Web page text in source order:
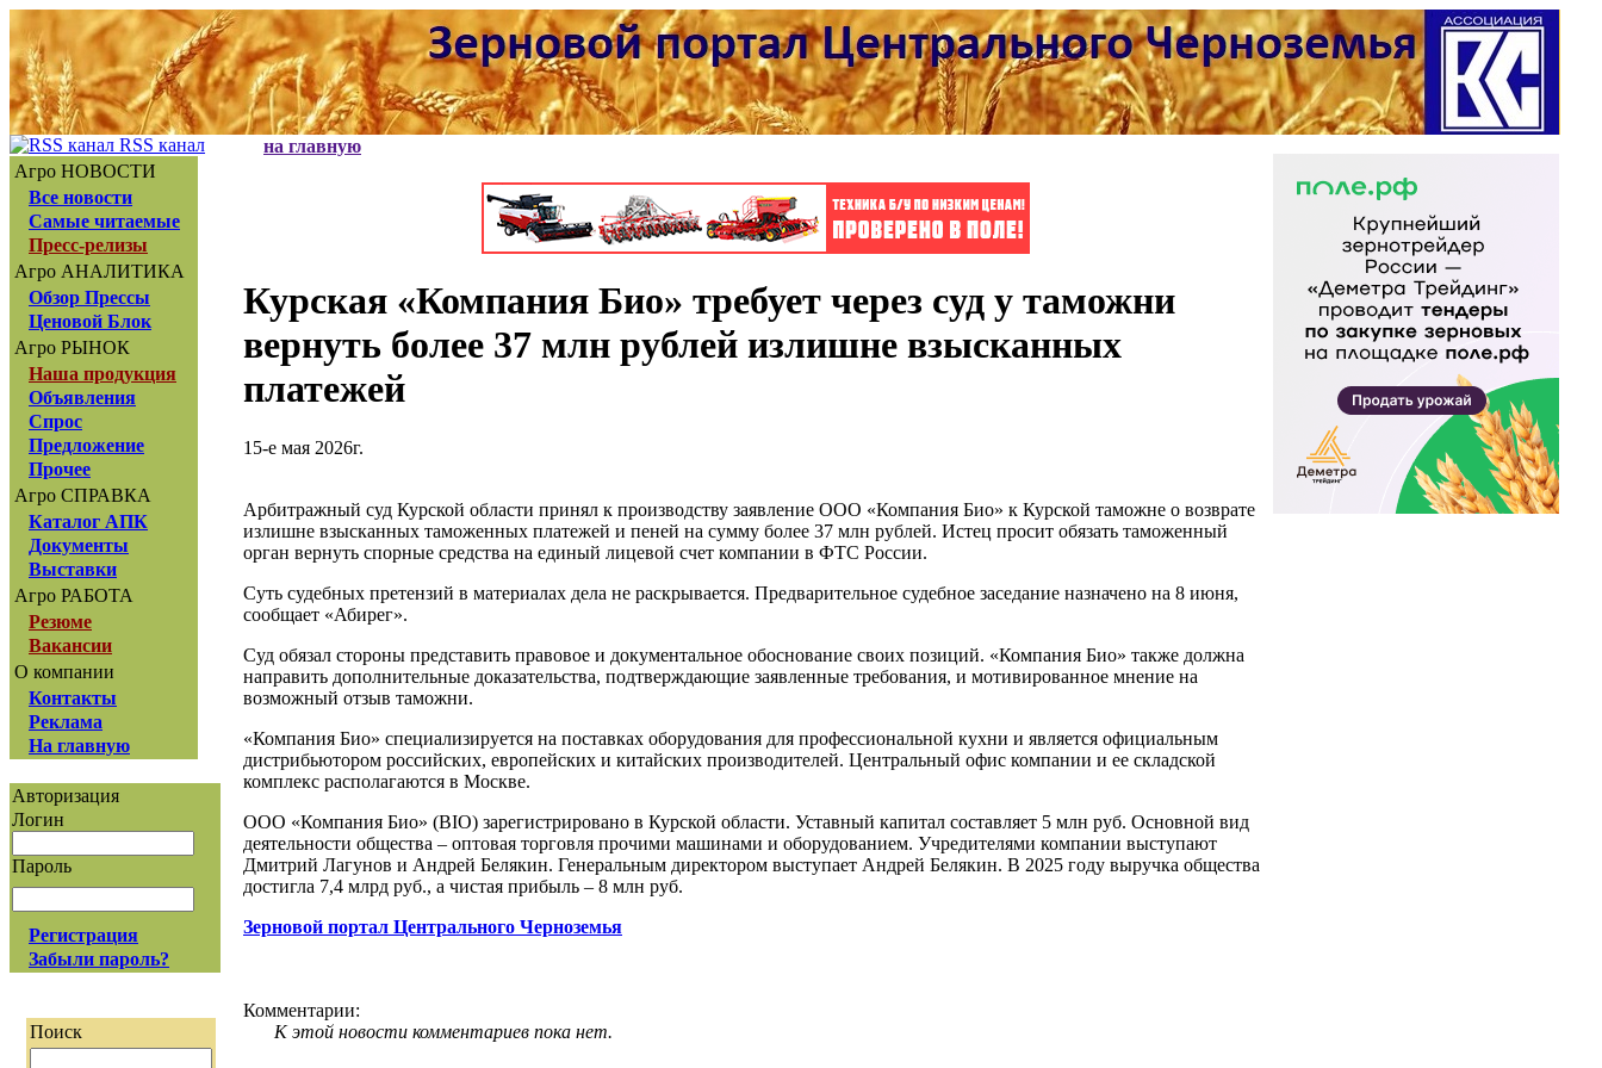
RSS канал
Агро НОВОСТИ
Все новости
Самые читаемые
Пресс-релизы
Агро АНАЛИТИКА
Обзор Прессы
Ценовой Блок
Агро РЫНОК
Наша продукция
Объявления
Спрос
Предложение
Прочее
Агро СПРАВКА
Каталог АПК
Документы
Выставки
Агро РАБОТА
Резюме
Вакансии
О компании
Контакты
Реклама
На главную
Авторизация
Логин
Пароль
Регистрация
Забыли пароль?
Поиск
на главную
Курская «Компания Био» требует через суд у таможни
вернуть более 37 млн рублей излишне взысканных
платежей
15-е мая 2026г.
Арбитражный суд Курской области принял к производству заявление ООО «Компания Био» к Курской таможне о возврате
излишне взысканных таможенных платежей и пеней на сумму более 37 млн рублей. Истец просит обязать таможенный
орган вернуть спорные средства на единый лицевой счет компании в ФТС России.
Суть судебных претензий в материалах дела не раскрывается. Предварительное судебное заседание назначено на 8 июня,
сообщает «Абирег».
Суд обязал стороны представить правовое и документальное обоснование своих позиций. «Компания Био» также должна
направить дополнительные доказательства, подтверждающие заявленные требования, и мотивированное мнение на
возможный отзыв таможни.
«Компания Био» специализируется на поставках оборудования для профессиональной кухни и является официальным
дистрибьютором российских, европейских и китайских производителей. Центральный офис компании и ее складской
комплекс располагаются в Москве.
ООО «Компания Био» (BIO) зарегистрировано в Курской области. Уставный капитал составляет 5 млн руб. Основной вид
деятельности общества – оптовая торговля прочими машинами и оборудованием. Учредителями компании выступают
Дмитрий Лагунов и Андрей Белякин. Генеральным директором выступает Андрей Белякин. В 2025 году выручка общества
достигла 7,4 млрд руб., а чистая прибыль – 8 млн руб.
Зерновой портал Центрального Черноземья
Комментарии:
К этой новости комментариев пока нет.